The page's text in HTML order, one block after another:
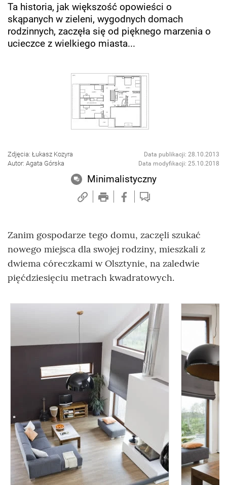
Ta historia, jak większość opowieści o
skąpanych w zieleni, wygodnych domach
rodzinnych, zaczęła się od pięknego marzenia o
ucieczce z wielkiego miasta...
Zdjęcia: Łukasz Kozyra
Autor: Agata Górska
Data publikacji: 28.10.2013
Data modyfikacji: 25.10.2018
Minimalistyczny
Zanim gospodarze tego domu, zaczęli szukać
nowego miejsca dla swojej rodziny, mieszkali z
dwiema córeczkami w Olsztynie, na zaledwie
pięćdziesięciu metrach kwadratowych.